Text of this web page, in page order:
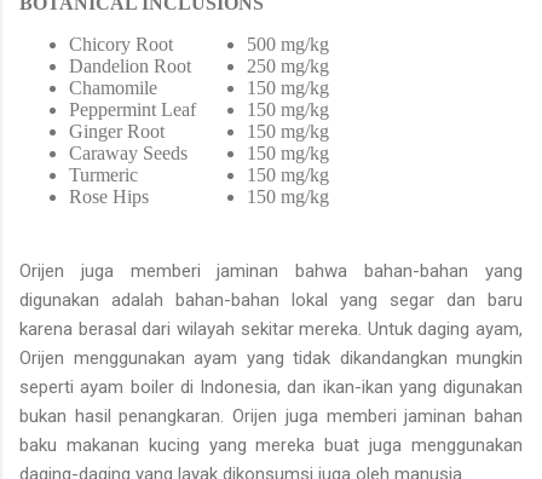
Chicory Root
Dandelion Root
Chamomile
Peppermint Leaf
Ginger Root
Caraway Seeds
Turmeric
Rose Hips
500 mg/kg
250 mg/kg
150 mg/kg
150 mg/kg
150 mg/kg
150 mg/kg
150 mg/kg
150 mg/kg
Orijen juga memberi jaminan bahwa bahan-bahan yang
digunakan adalah bahan-bahan lokal yang segar dan baru
karena berasal dari wilayah sekitar mereka. Untuk daging ayam,
Orijen menggunakan ayam yang tidak dikandangkan mungkin
seperti ayam boiler di Indonesia, dan ikan-ikan yang digunakan
bukan hasil penangkaran. Orijen juga memberi jaminan bahan
baku makanan kucing yang mereka buat juga menggunakan
daging-daging yang layak dikonsumsi juga oleh manusia.